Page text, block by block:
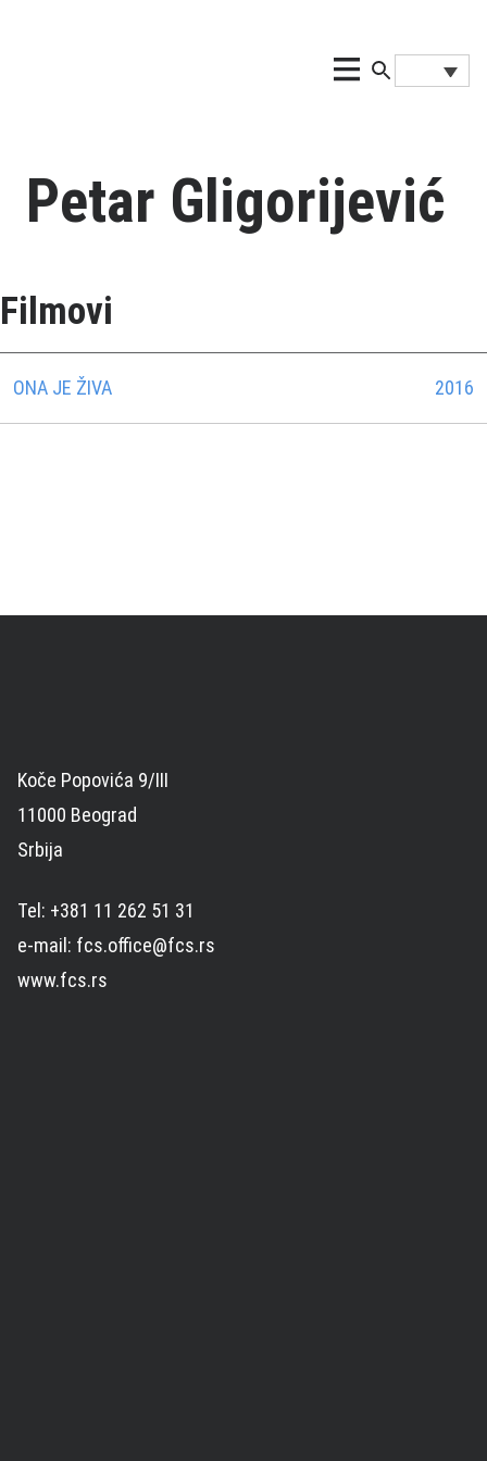
Petar Gligorijević
Filmovi
ONA JE ŽIVA 2016
Koče Popovića 9/III
11000 Beograd
Srbija
Tel: +381 11 262 51 31
e-mail: fcs.office@fcs.rs
www.fcs.rs